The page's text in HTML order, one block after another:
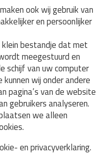
ook wij gebruik van
en persoonlijker
klein bestandje dat met
meegestuurd en
schijf van uw computer
wij onder andere
pagina’s van de website
gebruikers analyseren.
we alleen
en privacyverklaring.